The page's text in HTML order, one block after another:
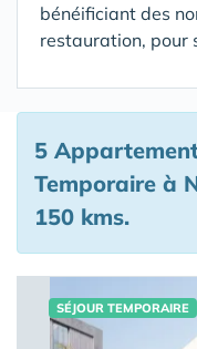
bénéificiant des
restauration, pour
5
Temporaire à
150 kms.
SÉJOUR TEMPORAIRE